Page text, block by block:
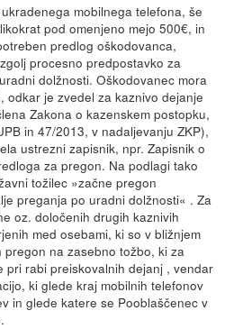
mobilnega telefona, še
pod omenjeno mejo 500€, in
predlog oškodovanca,
procesno predpostavko za
dolžnosti. Oškodovanec mora
odkar je zvedel za kaznivo dejanje
Zakona o kazenskem postopku,
in 47/2013, v nadaljevanju ZKP),
ustrezni zapisnik, npr. Zapisnik o
za pregon. Na podlagi tako
tožilec »začne pregon
preganja po uradni dolžnosti« . Za
oz. določenih drugih kaznivih
med osebami, ki so v bližnjem
na zasebno tožbo, ki za
pri rabi preiskovalnih dejanj , vendar
ki glede kraj mobilnih telefonov
in glede katere se Pooblaščenec v